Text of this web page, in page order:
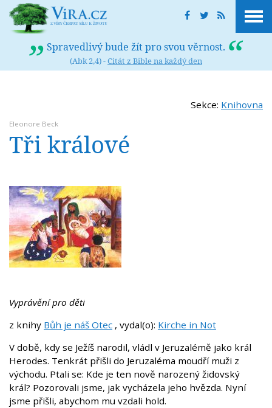
Spravedlivý bude žít pro svou věrnost.
(Abk 2,4) -Citát z Bible na každý den
Sekce: Knihovna
Eleonore Beck
Tři králové
Vyprávění pro děti
z knihy Bůh je náš Otec , vydal(o): Kirche in Not
V době, kdy se Ježíš narodil, vládl v Jeruzalémě jako král
Herodes. Tenkrát přišli do Jeruzaléma moudří muži z
východu. Ptali se: Kde je ten nově narozený židovský
král? Pozorovali jsme, jak vycházela jeho hvězda. Nyní
jsme přišli, abychom mu vzdali hold.